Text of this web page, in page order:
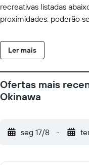
recreativas listadas
proximidades; poderão
Ler mais
Ofertas mais
Okinawa
seg 17/8 -